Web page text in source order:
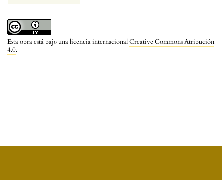
Esta obra está bajo una licencia internacionalCreative Commons Atribución
4.0.